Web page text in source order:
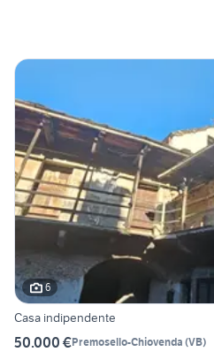
6
Casa indipendente
50.000 €Premosello-Chiovenda (VB)